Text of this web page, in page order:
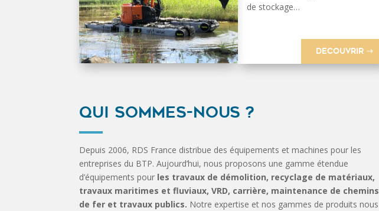
de stockage…
DECOUVRIR
QUI SOMMES-NOUS ?
Depuis 2006, RDS France distribue des équipements et machines pour les
entreprises du BTP. Aujourd’hui, nous proposons une gamme étendue
d’équipements pour les travaux de démolition, recyclage de matériaux,
travaux maritimes et fluviaux, VRD, carrière, maintenance de chemins
de fer et travaux publics. Notre expertise et nos gammes de produits nous